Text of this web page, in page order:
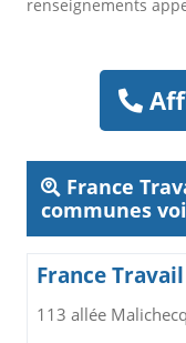
renseignements
France
communes
France
113 allée